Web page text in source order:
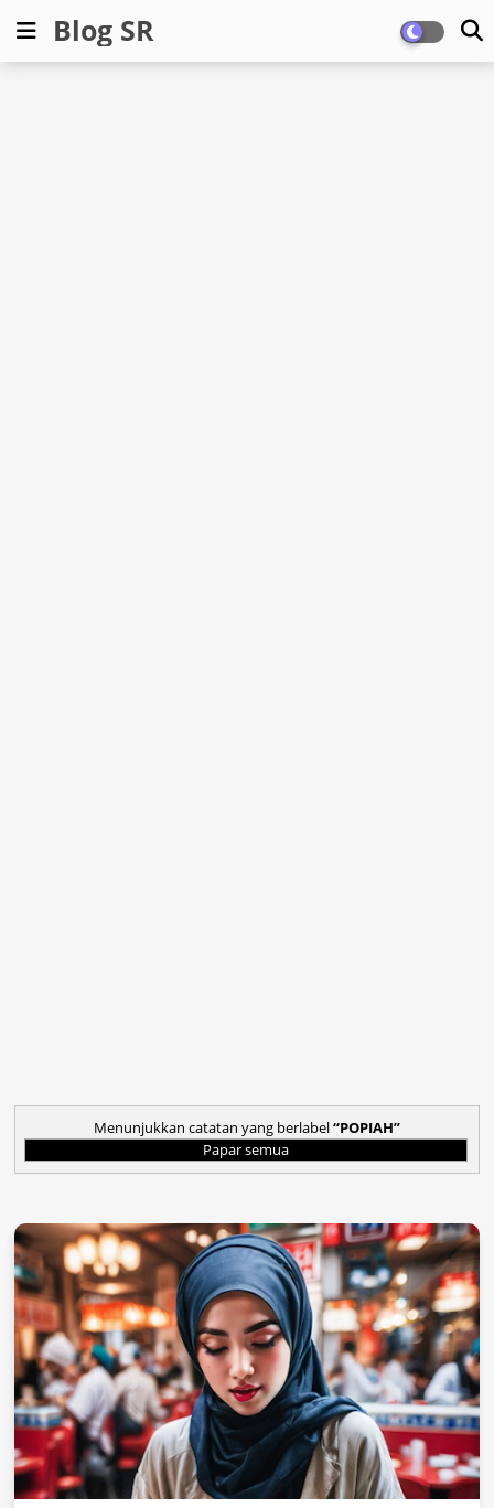
Blog SR
Menunjukkan catatan yang berlabel POPIAH
Papar semua